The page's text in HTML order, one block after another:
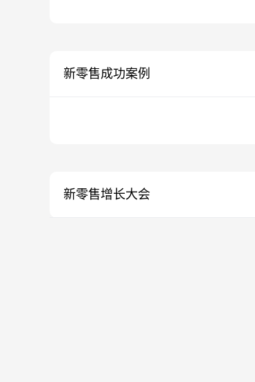
新零售成功案例
新零售增长大会